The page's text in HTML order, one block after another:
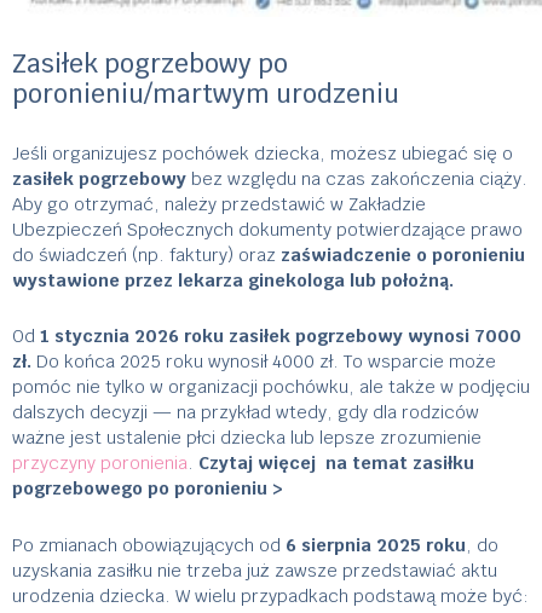
Zasiłek pogrzebowy po
poronieniu/martwym urodzeniu
Jeśli organizujesz pochówek dziecka, możesz ubiegać się o
zasiłek pogrzebowy bez względu na czas zakończenia ciąży.
Aby go otrzymać, należy przedstawić w Zakładzie
Ubezpieczeń Społecznych dokumenty potwierdzające prawo
do świadczeń (np. faktury) oraz zaświadczenie o poronieniu
wystawione przez lekarza ginekologa lub położną.
Od 1 stycznia 2026 roku zasiłek pogrzebowy wynosi 7000
zł. Do końca 2025 roku wynosił 4000 zł. To wsparcie może
pomóc nie tylko w organizacji pochówku, ale także w podjęciu
dalszych decyzji — na przykład wtedy, gdy dla rodziców
ważne jest ustalenie płci dziecka lub lepsze zrozumienie
przyczyny poronienia. Czytaj więcej na temat zasiłku
pogrzebowego po poronieniu >
Po zmianach obowiązujących od 6 sierpnia 2025 roku , do
uzyskania zasiłku nie trzeba już zawsze przedstawiać aktu
urodzenia dziecka. W wielu przypadkach podstawą może być: